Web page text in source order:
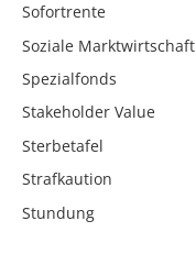
Sofortrente
Soziale Marktwirtschaft
Spezialfonds
Stakeholder Value
Sterbetafel
Strafkaution
Stundung